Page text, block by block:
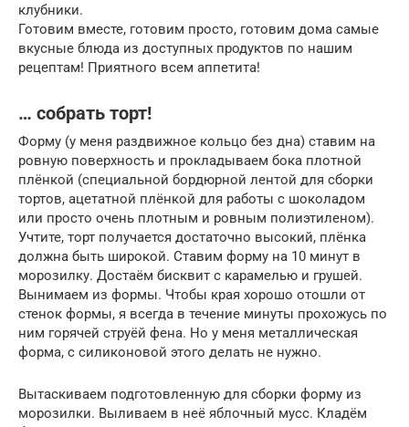
клубники.
Готовим вместе, готовим просто, готовим дома самые
вкусные блюда из доступных продуктов по нашим
рецептам! Приятного всем аппетита!
… собрать торт!
Форму (у меня раздвижное кольцо без дна) ставим на
ровную поверхность и прокладываем бока плотной
плёнкой (специальной бордюрной лентой для сборки
тортов, ацетатной плёнкой для работы с шоколадом
или просто очень плотным и ровным полиэтиленом).
Учтите, торт получается достаточно высокий, плёнка
должна быть широкой. Ставим форму на 10 минут в
морозилку. Достаём бисквит с карамелью и грушей.
Вынимаем из формы. Чтобы края хорошо отошли от
стенок формы, я всегда в течение минуты прохожусь по
ним горячей струёй фена. Но у меня металлическая
форма, с силиконовой этого делать не нужно.
Вытаскиваем подготовленную для сборки форму из
морозилки. Выливаем в неё яблочный мусс. Кладём